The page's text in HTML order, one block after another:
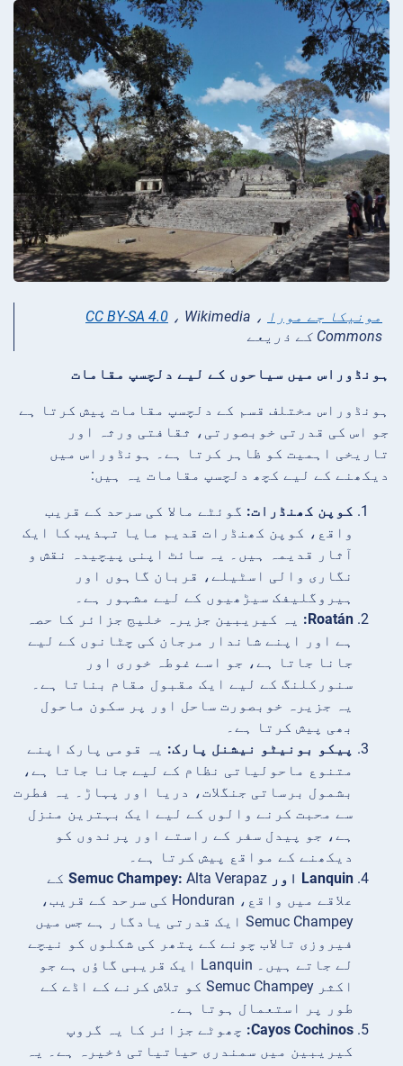
مونیکا جے مورا ، CC BY-SA 4.0 ، Wikimedia
Commons کے ذریعے
ہونڈوراس میں سیاحوں کے لیے دلچسپ مقامات
ہونڈوراس مختلف قسم کے دلچسپ مقامات پیش کرتا ہے
جو اس کی قدرتی خوبصورتی، ثقافتی ورثہ اور
تاریخی اہمیت کو ظاہر کرتا ہے۔ ہونڈوراس میں
دیکھنے کے لیے کچھ دلچسپ مقامات یہ ہیں:
کوپن کھنڈرات: گوئٹے مالا کی سرحد کے قریب
واقع، کوپن کھنڈرات قدیم مایا تہذیب کا ایک
آثار قدیمہ ہیں۔ یہ سائٹ اپنی پیچیدہ نقش و
نگاری والی اسٹیلے، قربان گاہوں اور
ہیروگلیفک سیڑھیوں کے لیے مشہور ہے۔
Roatán:
یہ کیریبین جزیرہ خلیج جزائر کا حصہ
ہے اور اپنے شاندار مرجان کی چٹانوں کے لیے
جانا جاتا ہے، جو اسے غوطہ خوری اور
سنورکلنگ کے لیے ایک مقبول مقام بناتا ہے۔
یہ جزیرہ خوبصورت ساحل اور پر سکون ماحول
بھی پیش کرتا ہے۔
پیکو بونیٹو نیشنل پارک: یہ قومی پارک اپنے
متنوع ماحولیاتی نظام کے لیے جانا جاتا ہے،
بشمول برساتی جنگلات، دریا اور پہاڑ۔ یہ فطرت
سے محبت کرنے والوں کے لیے ایک بہترین منزل
ہے، جو پیدل سفر کے راستے اور پرندوں کو
دیکھنے کے مواقع پیش کرتا ہے۔
Lanquin اور Semuc Champey:
Alta Verapaz کے
علاقے میں واقع، Honduran کی سرحد کے قریب،
Semuc Champey ایک قدرتی یادگار ہے جس میں
فیروزی تالاب چونے کے پتھر کی شکلوں کو نیچے
لے جاتے ہیں۔ Lanquin ایک قریبی گاؤں ہے جو
اکثر Semuc Champey کو تلاش کرنے کے اڈے کے
طور پر استعمال ہوتا ہے۔
Cayos Cochinos: چھوٹے جزائر کا یہ گروپ
کیریبین میں سمندری حیاتیاتی ذخیرہ ہے۔ یہ